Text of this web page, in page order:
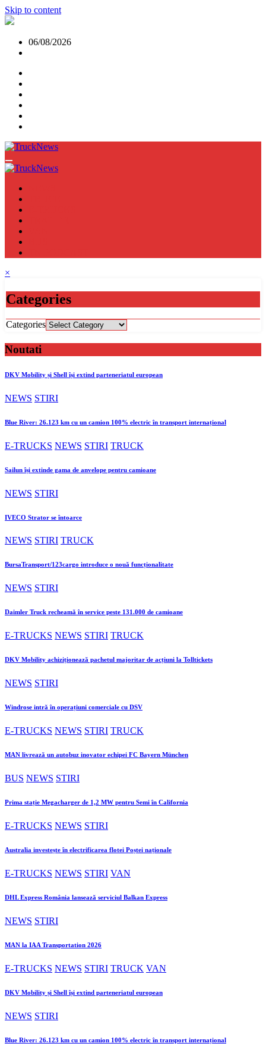
Skip to content
06/08/2026
×
Categories
Categories
Noutati
DKV Mobility și Shell își extind parteneriatul european
NEWS STIRI
Blue River: 26.123 km cu un camion 100% electric în transport internațional
E-TRUCKS NEWS STIRI TRUCK
Sailun își extinde gama de anvelope pentru camioane
NEWS STIRI
IVECO Strator se întoarce
NEWS STIRI TRUCK
BursaTransport/123cargo introduce o nouă funcționalitate
NEWS STIRI
Daimler Truck recheamă în service peste 131.000 de camioane
E-TRUCKS NEWS STIRI TRUCK
DKV Mobility achiziționează pachetul majoritar de acțiuni la Tolltickets
NEWS STIRI
Windrose intră în operațiuni comerciale cu DSV
E-TRUCKS NEWS STIRI TRUCK
MAN livrează un autobuz inovator echipei FC Bayern München
BUS NEWS STIRI
Prima stație Megacharger de 1,2 MW pentru Semi în California
E-TRUCKS NEWS STIRI
Australia investește în electrificarea flotei Poștei naționale
E-TRUCKS NEWS STIRI VAN
DHL Express România lansează serviciul Balkan Express
NEWS STIRI
MAN la IAA Transportation 2026
E-TRUCKS NEWS STIRI TRUCK VAN
DKV Mobility și Shell își extind parteneriatul european
NEWS STIRI
Blue River: 26.123 km cu un camion 100% electric în transport internațional